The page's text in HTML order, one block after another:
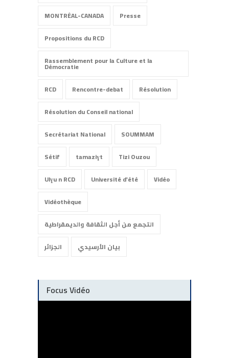
MONTRÉAL-CANADA
Presse
Propositions du RCD
Rassemblement pour la Culture et la
Démocratie
RCD
Rencontre-debat
Résolution
Résolution du Conseil national
Secrétariat National
SOUMMAM
Sétif
tamaziɣt
Tizi Ouzou
Ulɣu n RCD
Université d'été
Vidéo
Vidéothèque
التجمع من أجل الثقافة والديمقراطية
الجزائر
بيان الأرسيدي
Focus Vidéo